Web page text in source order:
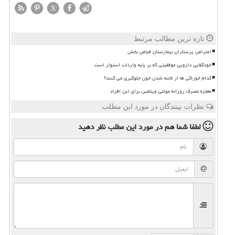
X
تازه ترین مطالب مرتبط
اعتراض پرستاران بیمارستان فیاض بخش
خودکفایی دارویی موفقیتی که بر پایه واردات استوار است
کدام خوراکی ها از لخته شدن خون جلوگیری می کنند؟
معجزه مصرف روزانه مولتی ویتامین برای این افراد
نظرات بینندگان در مورد این مطلب
لطفا شما همدر مورد این مطلبنظر دهید